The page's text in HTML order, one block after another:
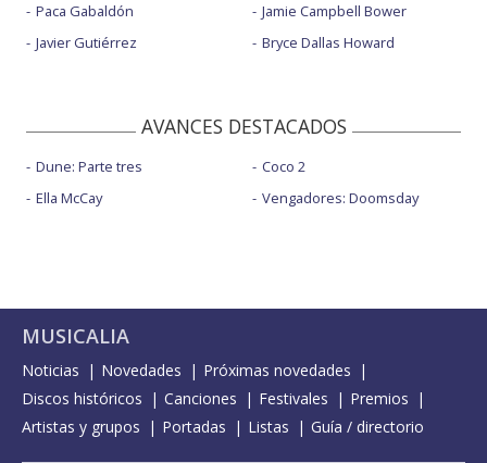
Paca Gabaldón
Javier Gutiérrez
Jamie Campbell Bower
Bryce Dallas Howard
AVANCES DESTACADOS
Dune: Parte tres
Ella McCay
Coco 2
Vengadores: Doomsday
MUSICALIA
Noticias Novedades
Próximas novedades
Discos históricos
Canciones Festivales
Premios
Artistas y grupos
Portadas Listas Guía / directorio